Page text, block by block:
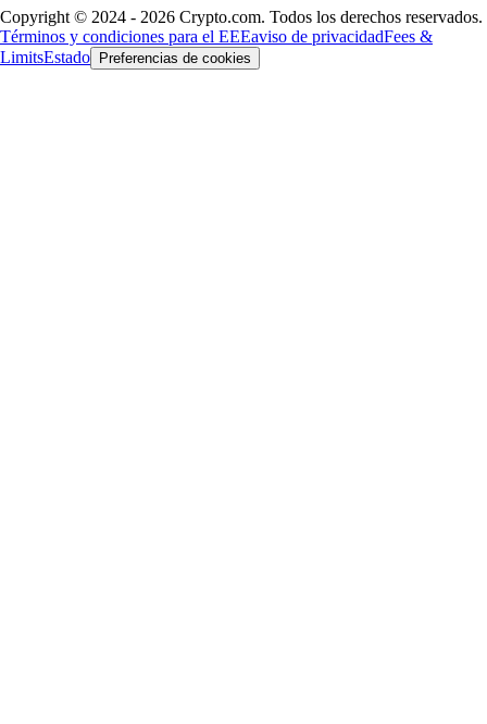
Copyright © 2024 - 2026 Crypto.com. Todos los derechos reservados.
Términos y condiciones para el EEEaviso de privacidadFees &
LimitsEstado Preferencias de cookies